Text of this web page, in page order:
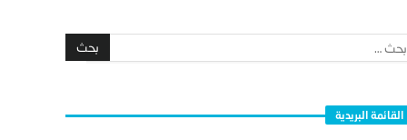
القائمة البريدية